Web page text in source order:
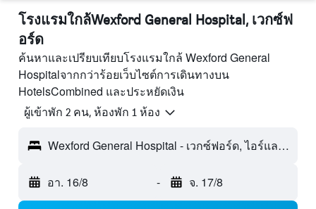
โรงแรมใกล้Wexford General Hospital, เวกซ์ฟ
อร์ด
ค้นหาและเปรียบเทียบโรงแรมใกล้ Wexford General
Hospitalจากกว่าร้อยเว็บไซต์การเดินทางบน
HotelsCombined และประหยัดเงิน
ผู้เข้าพัก 2 คน, ห้องพัก 1 ห้อง
Wexford General Hospital - เวกซ์ฟอร์ด, ไอร์แลนด์
อา. 16/8 - จ. 17/8